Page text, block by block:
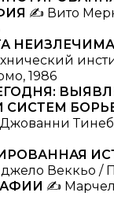
✍️ Вито
1986
СИСТЕМ
Веккьо /
✍️